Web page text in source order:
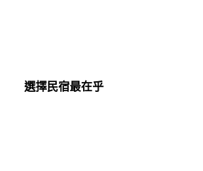
選擇民宿最在乎